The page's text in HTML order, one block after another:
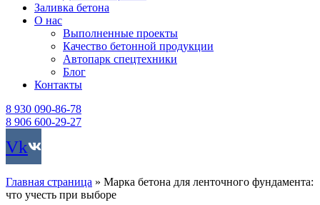
Заливка бетона
О нас
Выполненные проекты
Качество бетонной продукции
Автопарк спецтехники
Блог
Контакты
8 930 090-86-78
8 906 600-29-27
Vk
Главная страница » Марка бетона для ленточного фундамента:
что учесть при выборе